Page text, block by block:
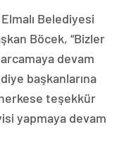
Belediyesi
Böcek, “Bizler
devam
başkanlarına
herkese teşekkür
yapmaya devam